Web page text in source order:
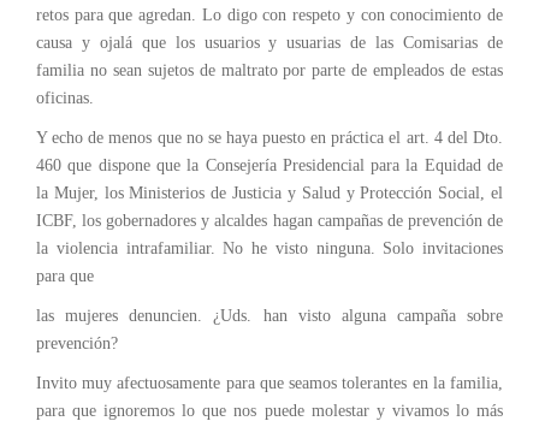
retos para que agredan. Lo digo con respeto y con conocimiento de
causa y ojalá que los usuarios y usuarias de las Comisarias de
familia no sean sujetos de maltrato por parte de empleados de estas
oficinas.
Y echo de menos que no se haya puesto en práctica el art. 4 del Dto.
460 que dispone que la Consejería Presidencial para la Equidad de
la Mujer, los Ministerios de Justicia y Salud y Protección Social, el
ICBF, los gobernadores y alcaldes hagan campañas de prevención de
la violencia intrafamiliar. No he visto ninguna. Solo invitaciones
para que
las mujeres denuncien. ¿Uds. han visto alguna campaña sobre
prevención?
Invito muy afectuosamente para que seamos tolerantes en la familia,
para que ignoremos lo que nos puede molestar y vivamos lo más